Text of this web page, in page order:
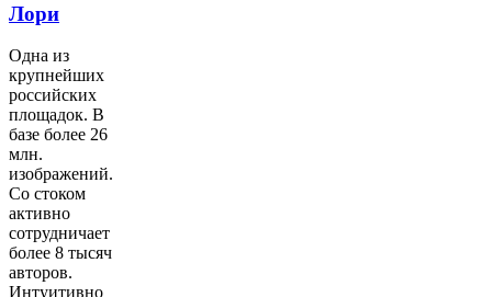
Лори
Одна из
крупнейших
российских
площадок. В
базе более 26
млн.
изображений.
Со стоком
активно
сотрудничает
более 8 тысяч
авторов.
Интуитивно